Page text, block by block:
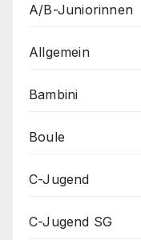
A/B-Juniorinnen
Allgemein
Bambini
Boule
C-Jugend
C-Jugend SG